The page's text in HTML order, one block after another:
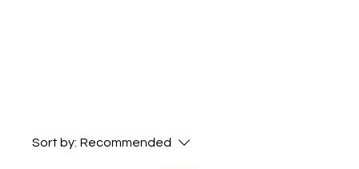
Sort by: Recommended